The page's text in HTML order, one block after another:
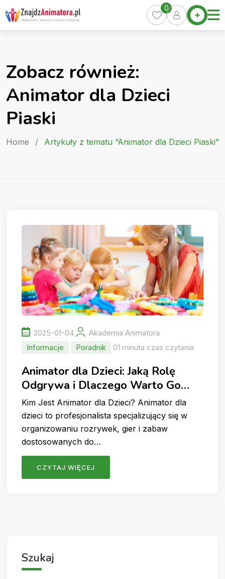
Skip
to
content
Home
Oferty
Kurs
0
Zobacz również:
Animator dla Dzieci
Piaski
Home / Artykuły z tematu “Animator dla Dzieci Piaski”
2025-01-04
Akademia Animatora
Informacje
Poradnik 01 minuta czas czytania
Animator dla Dzieci: Jaką Rolę
Odgrywa i Dlaczego Warto Go
Wynająć?
Kim Jest Animator dla Dzieci? Animator dla
dzieci to profesjonalista specjalizujący się w
organizowaniu rozrywek, gier i zabaw
dostosowanych do…
CZYTAJ WIĘCEJ
Szukaj